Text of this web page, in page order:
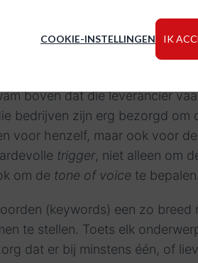
COOKIE-INSTELLINGEN IK
niet om specifieke
jouw verhalen wil lezen, en -
boven dat die leverancier
bedrijven zijn erg bezorgd om
voor henzelf, maar ook voor
trigger, niet alleen om
om de tone of voice te bepalen.
(keywords) een zo breed
te stellen. Toets elk
dat er bij minstens één, of